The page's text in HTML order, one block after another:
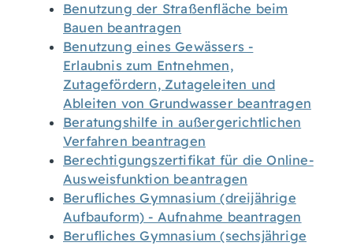
Benutzung der Straßenfläche beim
Bauen beantragen
Benutzung eines Gewässers -
Erlaubnis zum Entnehmen,
Zutagefördern, Zutageleiten und
Ableiten von Grundwasser beantragen
Beratungshilfe in außergerichtlichen
Verfahren beantragen
Berechtigungszertifikat für die Online-
Ausweisfunktion beantragen
Berufliches Gymnasium (dreijährige
Aufbauform) - Aufnahme beantragen
Berufliches Gymnasium (sechsjährige